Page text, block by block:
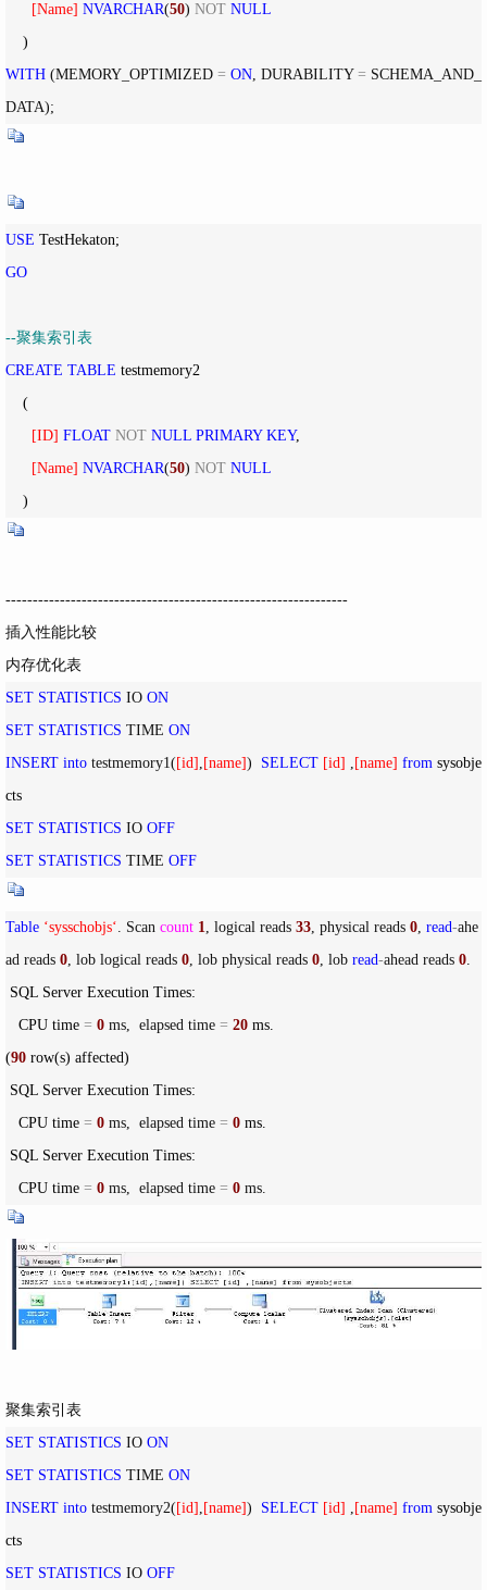
[Name] NVARCHAR(50) NOT NULL
WITH (MEMORY_OPTIMIZED = ON, DURABILITY = SCHEMA_AND_
DATA);
USE
GO
--聚集索引表
CREATE TABLE testmemory2
[ID] FLOAT NOT NULL PRIMARY KEY,
[Name] NVARCHAR(50) NOT NULL
    )
---------------------------------------------------------------
插入性能比较
内存优化表
SET STATISTICS IO ON
SET STATISTICS TIME ON
INSERT into testmemory1([id] , [name]) SELECT [id] , [name] from sysobje
SET STATISTICS IO OFF
SET STATISTICS TIME OFF
Table ‘sysschobjs‘. Scan count 1, logical reads 33, physical reads 0, read-ahe
ad reads 0, lob logical reads 0, lob physical reads 0, lob read-ahead reads 0.
   CPU time
= 0 ms,  elapsed time = 20 ms.
(90 row(s) affected)
   CPU time
= 0 ms,  elapsed time = 0 ms.
   CPU time
= 0 ms,  elapsed time = 0 ms.
聚集索引表
SET STATISTICS IO ON
SET STATISTICS TIME ON
INSERT into testmemory2([id] , [name]) SELECT [id] , [name] from sysobje
SET STATISTICS IO OFF